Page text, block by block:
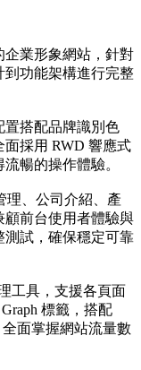
企業形象網站，針對
到功能架構進行完整
置搭配品牌識別色
採用 RWD 響應式
暢的操作體驗。
理、公司介紹、產
顧前台使用者體驗與
測試，確保穩定可靠
工具，支援各頁面
標籤，搭配
全面掌握網站流量數